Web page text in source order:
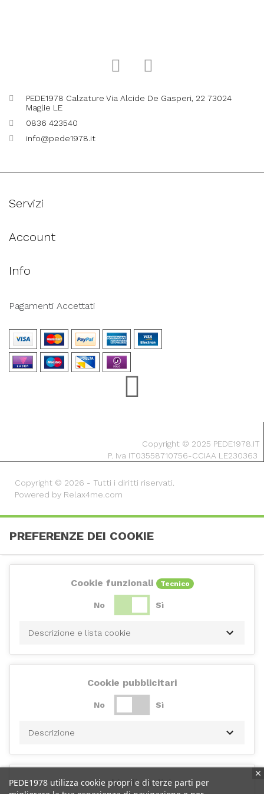
PEDE1978 Calzature Via Alcide De Gasperi, 22 73024
Maglie LE
0836 423540
info@pede1978.it
Servizi
Account
Info
Pagamenti Accettati
Copyright © 2025 PEDE1978.IT
P. Iva IT03558710756-CCIAA LE230363
Copyright © 2026 - Tutti i diritti riservati.
Powered by Relax4me.com
PEDE1978 utilizza cookie propri e di terze parti per
PREFERENZE DEI COOKIE
Cookie funzionali Tecnico
No Sì
Descrizione e lista cookie
Cookie pubblicitari
No Sì
Descrizione
Cookie di analisi